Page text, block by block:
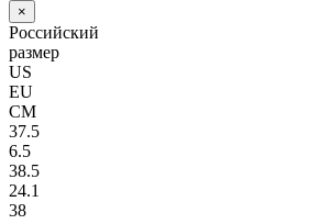
×
Российский
размер
US
EU
СМ
37.5
6.5
38.5
24.1
38